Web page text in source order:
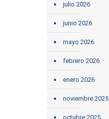
julio 2026
junio 2026
mayo 2026
febrero 2026
enero 2026
noviembre 2025
octubre 2025